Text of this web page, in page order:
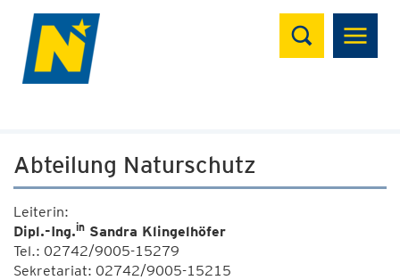
Suchen
Abteilung Naturschutz
Leiterin:
Dipl.-Ing.in Sandra Klingelhöfer
Tel.: 02742/9005-15279
Sekretariat: 02742/9005-15215